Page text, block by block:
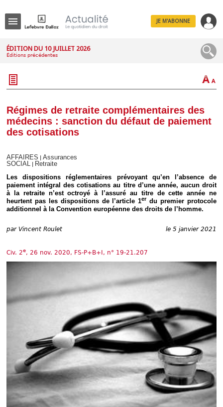
JE M'ABONNE
ÉDITION DU 10 JUILLET 2026
Éditions précédentes
Régimes de retraite complémentaires des
médecins : sanction du défaut de paiement
des cotisations
AFFAIRES
Assurances
SOCIAL
Retraite
Les dispositions réglementaires prévoyant qu’en l’absence de
paiement intégral des cotisations au titre d’une année, aucun droit
à la retraite n’est octroyé à l’assuré au titre de cette année ne
heurtent pas les dispositions de l’article 1er du premier protocole
additionnel à la Convention européenne des droits de l’homme.
par Vincent Roulet le 5 janvier 2021
Civ. 2e, 26 nov. 2020, FS-P+B+I, n° 19-21.207